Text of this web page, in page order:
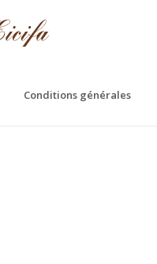
Conditions générales